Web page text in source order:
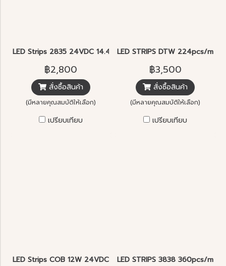
LED Strips 2835 24VDC 14.4W 160pcs/m 5m IP20 RA90
฿2,800
สั่งซื้อสินค้า
(มีหลายคุณสมบัติให้เลือก)
เปรียบเทียบ
LED STRIPS DTW 224pcs/m.
฿3,500
สั่งซื้อสินค้า
(มีหลายคุณสมบัติให้เลือก)
เปรียบเทียบ
LED Strips COB 12W 24VDC 480pcs/m 5m.LED STRIPS 3838 360pcs/m.